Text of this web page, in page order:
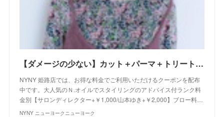
【ダメージの少ない】カット＋パーマ＋トリートメント+Ｎ.オイル付｜クーポン｜美容室 NYNY NYNY 姫路店｜ヘアサロン・美容院｜ニューヨークニューヨーク
NYNY 姫路店では、お得な料金でご利用いただけるクーポンを配布
中です。大人気のＮ.オイルでスタイリングのアドバイス付ランク料
金別【サロンディレクター+￥1,000/山本ゆき+￥2,000】ブロー料…
NYNY ニューヨークニューヨーク